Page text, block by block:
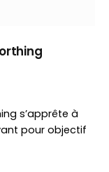
s’apprête à
pour objectif